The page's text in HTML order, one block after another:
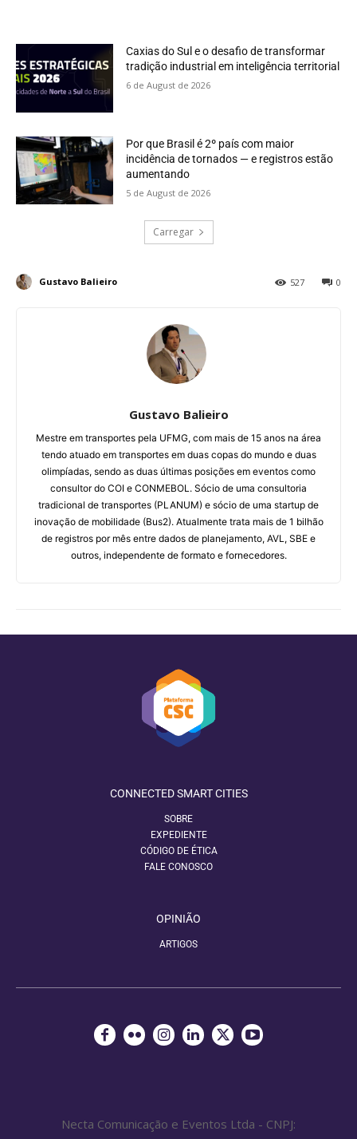
Caxias do Sul e o desafio de transformar
tradição industrial em inteligência territorial
6 de August de 2026
Por que Brasil é 2º país com maior
incidência de tornados — e registros estão
aumentando
5 de August de 2026
Carregar
Gustavo Balieiro 0
527
Gustavo Balieiro
Mestre em transportes pela UFMG, com mais de 15 anos na área
tendo atuado em transportes em duas copas do mundo e duas
olimpíadas, sendo as duas últimas posições em eventos como
consultor do COI e CONMEBOL. Sócio de uma consultoria
tradicional de transportes (PLANUM) e sócio de uma startup de
inovação de mobilidade (Bus2). Atualmente trata mais de 1 bilhão
de registros por mês entre dados de planejamento, AVL, SBE e
outros, independente de formato e fornecedores.
CONNECTED SMART CITIES
SOBRE
EXPEDIENTE
CÓDIGO DE ÉTICA
FALE CONOSCO
OPINIÃO
ARTIGOS
Necta Comunicação e Eventos Ltda - CNPJ: